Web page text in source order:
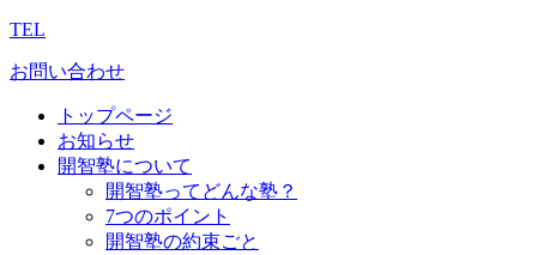
TEL
お問い合わせ
トップページ
お知らせ
開智塾について
開智塾ってどんな塾？
7つのポイント
開智塾の約束ごと